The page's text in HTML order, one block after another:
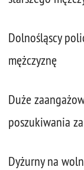
Dolnośląscy
mężczyznę
Duże
poszukiwania
Dyżurny na